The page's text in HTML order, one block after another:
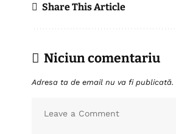
Share This Article
Niciun comentariu
Adresa ta de email nu va fi publicată.